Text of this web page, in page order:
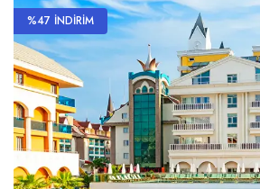
%47 İNDİRİM